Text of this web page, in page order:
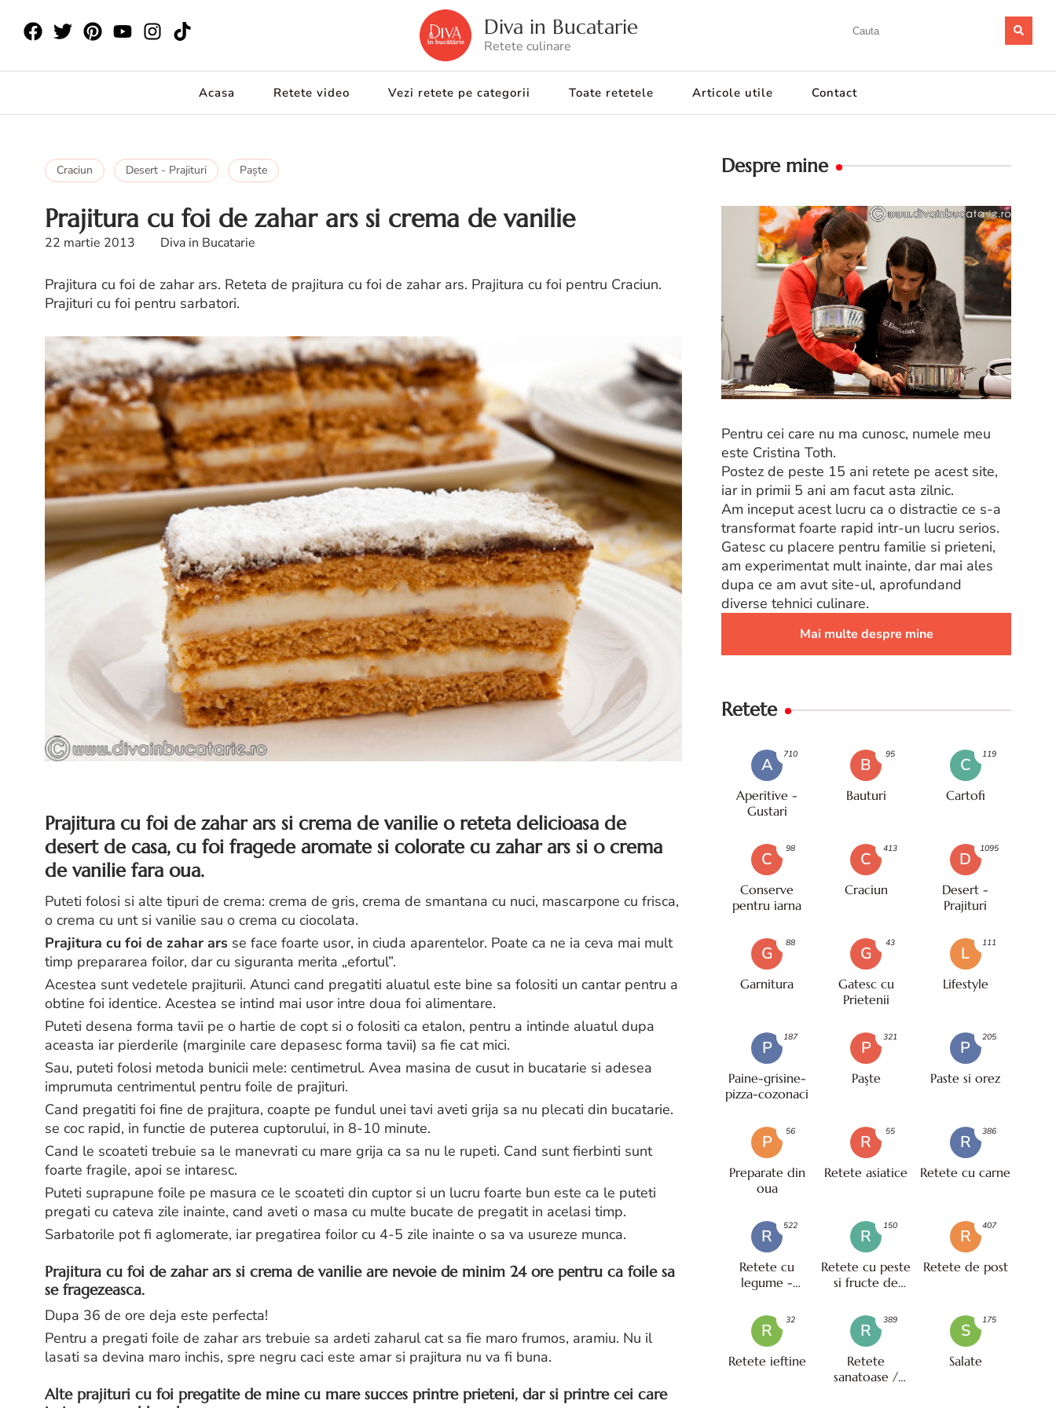
Diva in Bucatarie
Retete culinare
Acasa Retete video Vezi retete pe categorii Toate retetele Articole utile Contact
Craciun Desert - Prajituri Paşte
Prajitura cu foi de zahar ars si crema de vanilie
22 martie 2013 Diva in Bucatarie
Prajitura cu foi de zahar ars. Reteta de prajitura cu foi de zahar ars. Prajitura cu foi pentru Craciun.
Prajituri cu foi pentru sarbatori.
Prajitura cu foi de zahar ars si crema de vanilie o reteta delicioasa de
desert de casa, cu foi fragede aromate si colorate cu zahar ars si o crema
de vanilie fara oua.
Puteti folosi si alte tipuri de crema: crema de gris, crema de smantana cu nuci, mascarpone cu frisca,
o crema cu unt si vanilie sau o crema cu ciocolata.
Prajitura cu foi de zahar ars se face foarte usor, in ciuda aparentelor. Poate ca ne ia ceva mai mult
timp prepararea foilor, dar cu siguranta merita „efortul”.
Acestea sunt vedetele prajiturii. Atunci cand pregatiti aluatul este bine sa folositi un cantar pentru a
obtine foi identice. Acestea se intind mai usor intre doua foi alimentare.
Puteti desena forma tavii pe o hartie de copt si o folositi ca etalon, pentru a intinde aluatul dupa
aceasta iar pierderile (marginile care depasesc forma tavii) sa fie cat mici.
Sau, puteti folosi metoda bunicii mele: centimetrul. Avea masina de cusut in bucatarie si adesea
imprumuta centrimentul pentru foile de prajituri.
Cand pregatiti foi fine de prajitura, coapte pe fundul unei tavi aveti grija sa nu plecati din bucatarie.
se coc rapid, in functie de puterea cuptorului, in 8-10 minute.
Cand le scoateti trebuie sa le manevrati cu mare grija ca sa nu le rupeti. Cand sunt fierbinti sunt
foarte fragile, apoi se intaresc.
Puteti suprapune foile pe masura ce le scoateti din cuptor si un lucru foarte bun este ca le puteti
pregati cu cateva zile inainte, cand aveti o masa cu multe bucate de pregatit in acelasi timp.
Sarbatorile pot fi aglomerate, iar pregatirea foilor cu 4-5 zile inainte o sa va usureze munca.
Prajitura cu foi de zahar ars si crema de vanilie are nevoie de minim 24 ore pentru ca foile sa
se fragezeasca.
Dupa 36 de ore deja este perfecta!
Pentru a pregati foile de zahar ars trebuie sa ardeti zaharul cat sa fie maro frumos, aramiu. Nu il
lasati sa devina maro inchis, spre negru caci este amar si prajitura nu va fi buna.
Alte prajituri cu foi pregatite de mine cu mare succes printre prieteni, dar si printre cei care
Despre mine
Pentru cei care nu ma cunosc, numele meu
este Cristina Toth.
Postez de peste 15 ani retete pe acest site,
iar in primii 5 ani am facut asta zilnic.
Am inceput acest lucru ca o distractie ce s-a
transformat foarte rapid intr-un lucru serios.
Gatesc cu placere pentru familie si prieteni,
am experimentat mult inainte, dar mai ales
dupa ce am avut site-ul, aprofundand
diverse tehnici culinare.
Mai multe despre mine
Retete
A
Aperitive -
Gustari
710
B
Bauturi
95
C
Cartofi
119
C
Conserve
pentru iarna
98
C
Craciun
413
D
Desert -
Prajituri
1095
G
Garnitura
88
G
Gatesc cu
Prietenii
43
L
Lifestyle
111
P
Paine-grisine-
pizza-cozonaci
187
P
Paşte
321
P
Paste si orez
205
P
Preparate din
oua
56
R
Retete asiatice
55
R
Retete cu carne
386
R
Retete cu
legume -
522
R
Retete cu peste
si fructe de
150
R
Retete de post
407
R
Retete ieftine
32
R
Retete
sanatoase /
389
S
Salate
175